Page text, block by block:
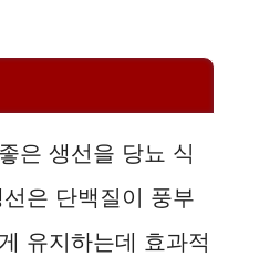
은 생선을 당뇨 식
은 단백질이 풍부
유지하는데 효과적